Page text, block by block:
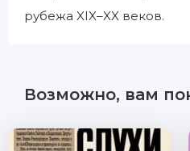
рубежа XIX–XX веков.
Возможно, вам